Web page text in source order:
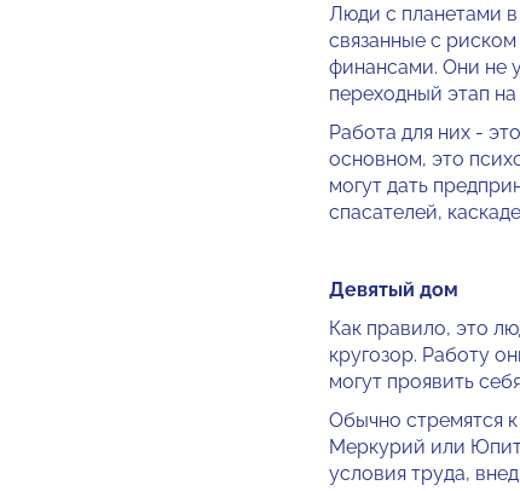
Люди с планетами
связанные с
финансами. Они не
переходный этап
Работа для них -
основном, это
могут дать
спасателей,
Девятый дом
Как правило, это
круго­зор. Работу
могут проявить
Обычно стремятся
Меркурий или
условия труда,